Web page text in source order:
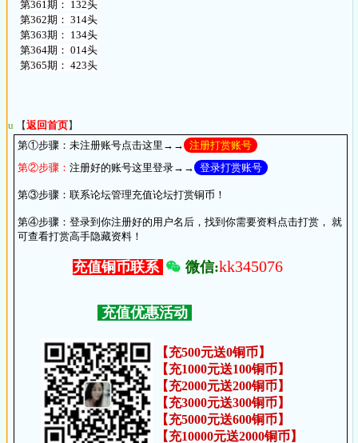
第361期： 132头
第362期： 314头
第363期： 134头
第364期： 014头
第365期： 423头
u 【返回首页】
第①步骤： 未注册账号点击这里→→ 注册打赏账号
第②步骤： 注册好的账号这里登录→→ 登录打赏账号
第③步骤： 联系论坛管理充值论坛打赏铜币！
第④步骤： 登录到你注册好的用户名后，找到你需要资料点击打赏， 就
可查看打赏高手隐藏资料！
充值铜币联系 微信:kk345076
充值优惠活动
【充500元送0铜币】
【充1000元送100铜币】
【充2000元送200铜币】
【充3000元送300铜币】
【充5000元送600铜币】
【充10000元送2000铜币】